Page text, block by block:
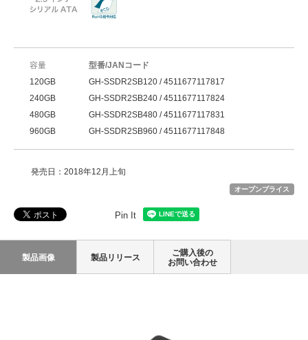
容量
型番/JANコード
120GB
GH-SSDR2SB120 / 4511677117817
240GB
GH-SSDR2SB240 / 4511677117824
480GB
GH-SSDR2SB480 / 4511677117831
960GB
GH-SSDR2SB960 / 4511677117848
発売日：2018年12月上旬
オープンプライス
Pin It
製品画像 製品リリース
ご購入後の
お問い合わせ